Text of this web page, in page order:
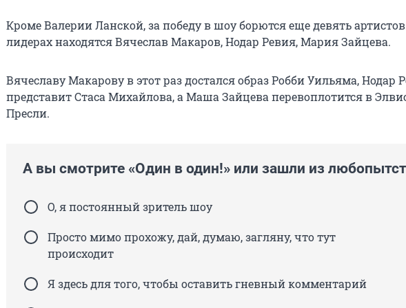
Кроме Валерии Ланской, за победу в шоу борются еще девять
лидерах находятся Вячеслав Макаров, Нодар Ревия, Мария Зайцева.
Вячеславу Макарову в этот раз достался образ Робби Уильяма, Нодар
представит Стаса Михайлова, а Маша Зайцева перевоплотится в
Пресли.
А вы смотрите «Один в один!» или зашли из
О, я постоянный зритель шоу
Просто мимо прохожу, дай, думаю, загляну, что тут
происходит
Я здесь для того, чтобы оставить гневный комментарий